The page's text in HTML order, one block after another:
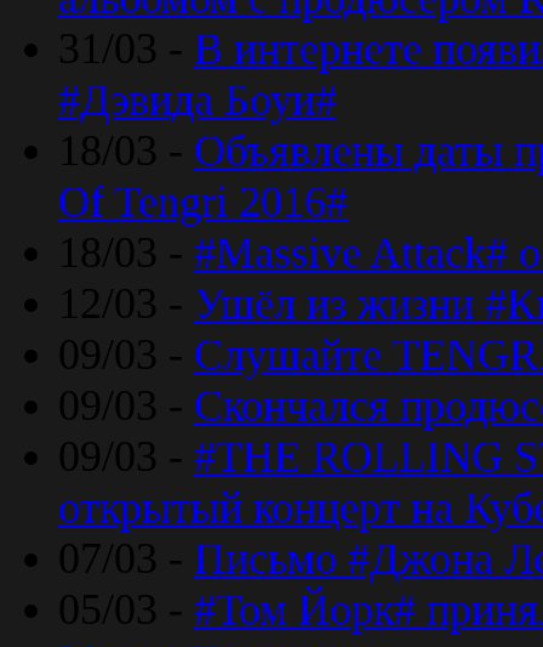
31/03 - В интернете
#Дэвида Боуи#
18/03 - Объявлены даты
Of Tengri 2016#
18/03 - #Massive Attack#
12/03 - Ушёл из жизни
09/03 - Слушайте
09/03 - Скончался
09/03 - #THE ROLLING
открытый концерт на
07/03 - Письмо #Джона
05/03 - #Том Йорк#